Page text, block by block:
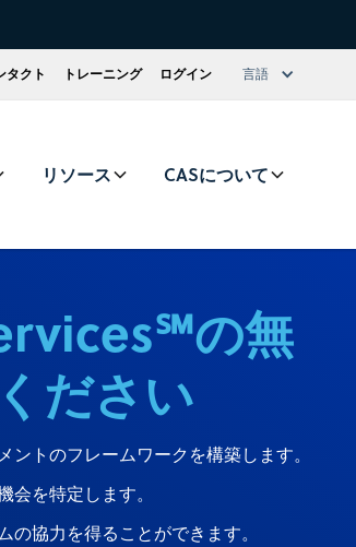
タクト トレーニング ログイン 言語
リソース CASについて
の無
ださい
トのフレームワークを構築します。
を特定します。
協力を得ることができます。